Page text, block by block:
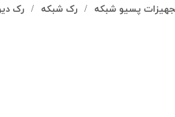
پسیو شبکه / رک شبکه / رک